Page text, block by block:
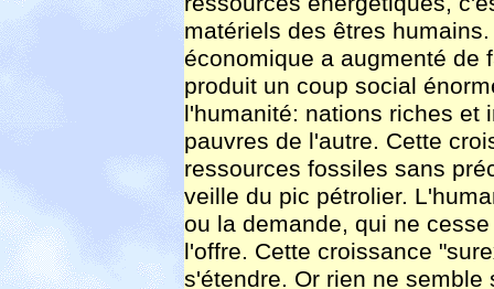
matériels des êtres
économique a augmenté de
produit un coup social
l'humanité: nations riches et
pauvres de l'autre. Cette
ressources fossiles sans
veille du pic pétrolier.
ou la demande, qui ne
l'offre. Cette croissance
s'étendre. Or rien ne